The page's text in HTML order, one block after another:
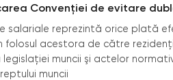
Convenției de evitare
salariale reprezintă orice plată
folosul acestora de către
legislaţiei muncii şi actelor
muncii